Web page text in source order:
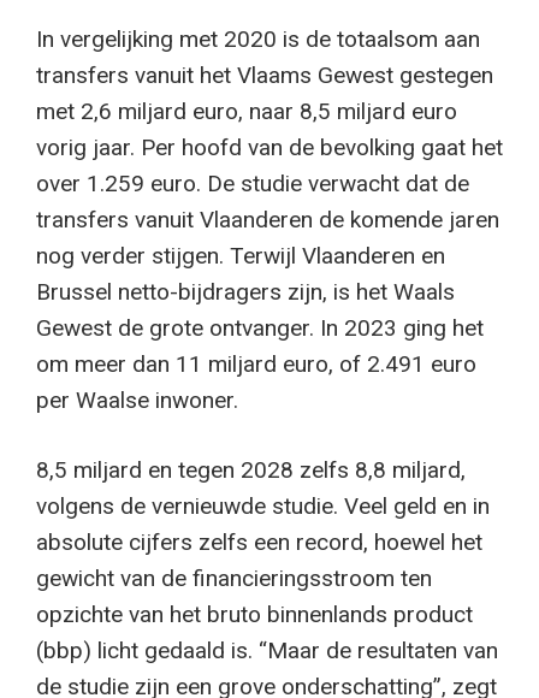
In vergelijking met 2020 is de totaalsom aan
transfers vanuit het Vlaams Gewest gestegen
met 2,6 miljard euro, naar 8,5 miljard euro
vorig jaar. Per hoofd van de bevolking gaat het
over 1.259 euro. De studie verwacht dat de
transfers vanuit Vlaanderen de komende jaren
nog verder stijgen. Terwijl Vlaanderen en
Brussel netto-bijdragers zijn, is het Waals
Gewest de grote ontvanger. In 2023 ging het
om meer dan 11 miljard euro, of 2.491 euro
per Waalse inwoner.
8,5 miljard en tegen 2028 zelfs 8,8 miljard,
volgens de vernieuwde studie. Veel geld en in
absolute cijfers zelfs een record, hoewel het
gewicht van de financieringsstroom ten
opzichte van het bruto binnenlands product
(bbp) licht gedaald is. “Maar de resultaten van
de studie zijn een grove onderschatting”, zegt